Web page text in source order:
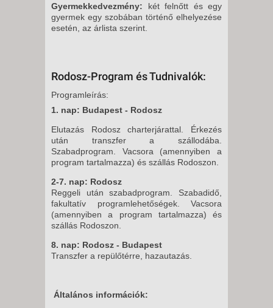
Gyermekkedvezmény: két felnőtt és egy
gyermek egy szobában történő elhelyezése
esetén, az árlista szerint.
Rodosz-Program és Tudnivalók:
Programleírás:
1. nap: Budapest - Rodosz
Elutazás Rodosz charterjárattal. Érkezés
után transzfer a szállodába.
Szabadprogram. Vacsora (amennyiben a
program tartalmazza) és szállás Rodoszon.
2-7. nap: Rodosz
Reggeli után szabadprogram. Szabadidő,
fakultatív programlehetőségek. Vacsora
(amennyiben a program tartalmazza) és
szállás Rodoszon.
8. nap: Rodosz - Budapest
Transzfer a repülőtérre, hazautazás.
Általános információk: